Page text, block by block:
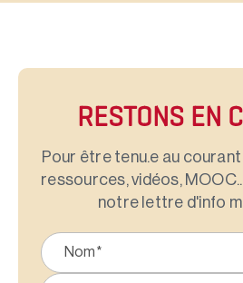
RESTONS EN
Pour être tenu.e au
ressources, vidéos,
notre lettre d'info